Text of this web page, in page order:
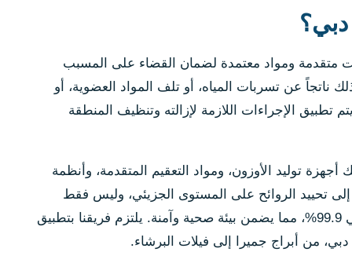
دبي؟
متقدمة ومواد معتمدة لضمان القضاء على المسبب
ناتجاً عن تسربات المياه، أو تلف المواد العضوية، أو
الإجراءات اللازمة لإزالته وتنظيف المنطقة
توليد الأوزون، ومواد التعقيم المتقدمة، وأنظمة
إلى تحييد الروائح على المستوى الجزيئي، وليس فقط
تغطيتها بمعطرات. تبلغ نسبة فعالية بعض أجهزة الأوزون في تحييد الروائح والبكتيريا حوالي 99.9%، مما يضمن بيئة صحية وآمنة. يلتزم فريقنا بتطبيق
من أبراج جميرا إلى فيلات البرشاء.